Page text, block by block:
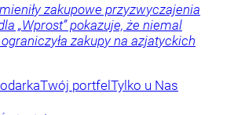
zakupowe przyzwyczajenia
„Wprost” pokazuje, że niemal
zakupy na azjatyckich
Twój portfelTylko u Nas